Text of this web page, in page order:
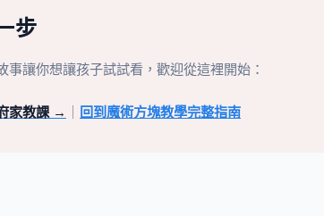
步
事讓你想讓孩子試試看，歡迎從這裡開始：
家教課 → 回到魔術方塊教學完整指南